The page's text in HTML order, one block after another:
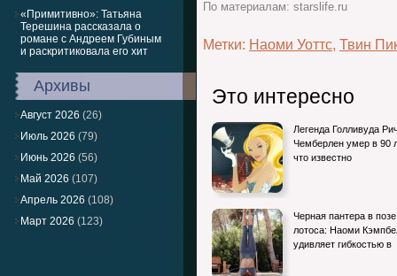
«Примитивно»: Татьяна
Терешина рассказала о
романе с Андреем Губиным
и раскритиковала его хит
Архивы
Август 2026 (26)
Июль 2026 (79)
Июнь 2026 (56)
Май 2026 (107)
Апрель 2026 (108)
Март 2026 (123)
По материалам: starslife.ru
Метки: Наоми Уоттс, Твин
Это интересно
Легенда Голливуда
Чемберлен умер в 90
что известно
Черная пантера в позе
лотоса: Наоми
удивляет гибкостью в